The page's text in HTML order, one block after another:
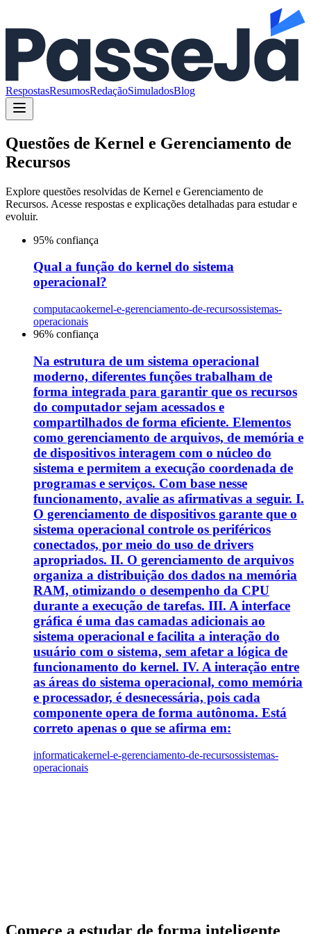
RespostasResumosRedaçãoSimuladosBlog
Questões de Kernel e Gerenciamento de
Recursos
Explore questões resolvidas de Kernel e Gerenciamento de
Recursos. Acesse respostas e explicações detalhadas para estudar e
evoluir.
95% confiança
Qual a função do kernel do sistema
operacional?
computacaokernel-e-gerenciamento-de-recursossistemas-
operacionais
96% confiança
Na estrutura de um sistema operacional
moderno, diferentes funções trabalham de
forma integrada para garantir que os recursos
do computador sejam acessados e
compartilhados de forma eficiente. Elementos
como gerenciamento de arquivos, de memória e
de dispositivos interagem com o núcleo do
sistema e permitem a execução coordenada de
programas e serviços. Com base nesse
funcionamento, avalie as afirmativas a seguir. I.
O gerenciamento de dispositivos garante que o
sistema operacional controle os periféricos
conectados, por meio do uso de drivers
apropriados. II. O gerenciamento de arquivos
organiza a distribuição dos dados na memória
RAM, otimizando o desempenho da CPU
durante a execução de tarefas. III. A interface
gráfica é uma das camadas adicionais ao
sistema operacional e facilita a interação do
usuário com o sistema, sem afetar a lógica de
funcionamento do kernel. IV. A interação entre
as áreas do sistema operacional, como memória
e processador, é desnecessária, pois cada
componente opera de forma autônoma. Está
correto apenas o que se afirma em:
informaticakernel-e-gerenciamento-de-recursossistemas-
operacionais